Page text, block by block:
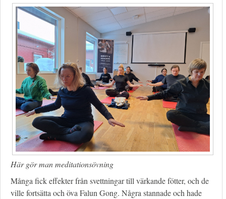
Här gör man meditationsövning
Många fick effekter från svettningar till värkande fötter, och de
ville fortsätta och öva Falun Gong. Några stannade och hade